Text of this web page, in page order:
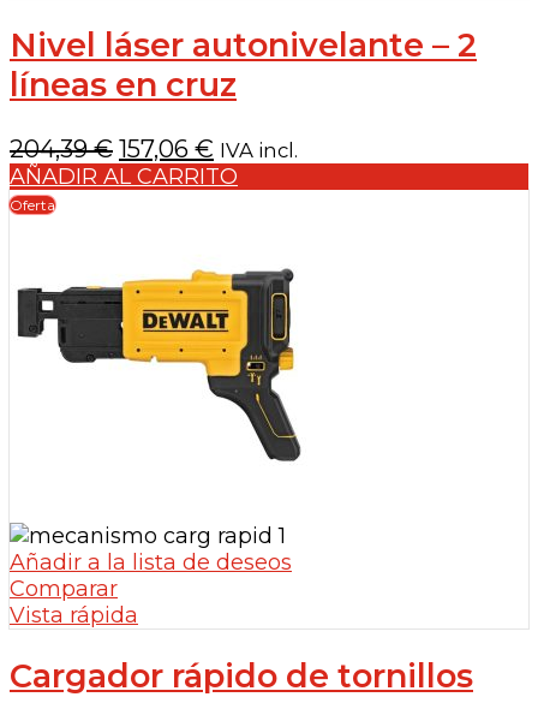
Nivel láser autonivelante – 2
líneas en cruz
204,39€ El
precio
204,39 €.
157,06 € El
precio
157,06 €.
IVA incl.
AÑADIR AL CARRITO
Oferta
Añadir a la lista de deseos
Comparar
Vista rápida
Cargador rápido de tornillos